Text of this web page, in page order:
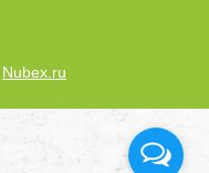
Nubex.ru